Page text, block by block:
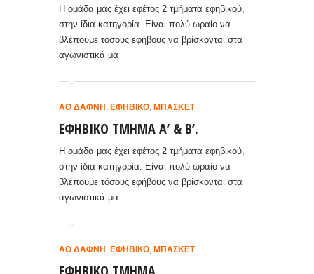
Η ομάδα μας έχει εφέτος 2 τμήματα εφηβικού,
στην ίδια κατηγορία. Είναι πολύ ωραίο να
βλέπουμε τόσους εφήβους να βρίσκονται στα
αγωνιστικά μα
ΑΟ ΔΆΦΝΗ ΕΦΗΒΙΚΌ ΜΠΆΣΚΕΤ
ΕΦΗΒΙΚΟ ΤΜΗΜΑ Α’ & Β’.
Η ομάδα μας έχει εφέτος 2 τμήματα εφηβικού,
στην ίδια κατηγορία. Είναι πολύ ωραίο να
βλέπουμε τόσους εφήβους να βρίσκονται στα
αγωνιστικά μα
ΑΟ ΔΆΦΝΗ ΕΦΗΒΙΚΌ ΜΠΆΣΚΕΤ